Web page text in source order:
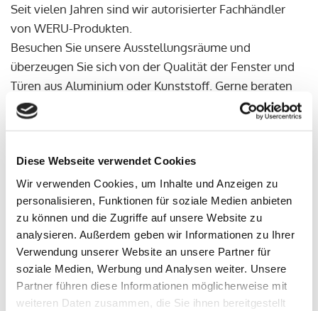
Diese Webseite verwendet Cookies
Wir verwenden Cookies, um Inhalte und Anzeigen zu
personalisieren, Funktionen für soziale Medien anbieten
zu können und die Zugriffe auf unsere Website zu
analysieren. Außerdem geben wir Informationen zu Ihrer
Verwendung unserer Website an unsere Partner für
soziale Medien, Werbung und Analysen weiter. Unsere
Partner führen diese Informationen möglicherweise mit
weiteren Daten zusammen, die Sie ihnen bereitgestellt
Seit vielen Jahren sind wir autorisierter Fachhändler
von WERU-Produkten.
Besuchen Sie unsere Ausstellungsräume und
überzeugen Sie sich von der Qualität der Fenster und
Türen aus Aluminium oder Kunststoff. Gerne beraten
wir Sie vor Ort und erläutern Ihnen alle Vorteile und
Details.
Lieferung garantieren. Gerne übernehmen wir für Sie
die Planung und fachgerechte Montage der Fenster
und Türen. Dabei spielt es für uns keine Rolle, ob es
sich um eine Renovierung oder einen Neubau handelt.